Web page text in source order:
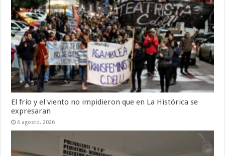
El frío y el viento no impidieron que en La Histórica se
expresaran
6 agosto, 2026